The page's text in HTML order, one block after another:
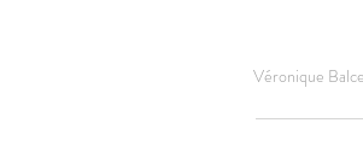
Véronique